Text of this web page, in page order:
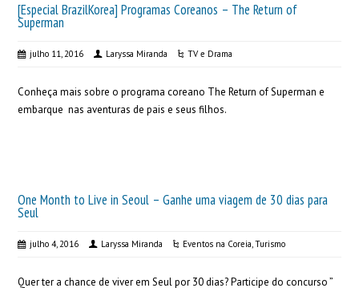
[Especial BrazilKorea] Programas Coreanos – The Return of
Superman
julho 11, 2016 Laryssa Miranda TV e Drama
Conheça mais sobre o programa coreano The Return of Superman e
embarque nas aventuras de pais e seus filhos.
One Month to Live in Seoul – Ganhe uma viagem de 30 dias para
Seul
julho 4, 2016 Laryssa Miranda Eventos na Coreia,Turismo
Quer ter a chance de viver em Seul por 30 dias? Participe do concurso ”